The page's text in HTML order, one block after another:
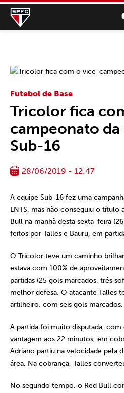
Futebol de Base
Tricolor fica
campeonato da
Sub-16
28/06/2019 - 12:47
A equipe Sub-16 fez uma
LNTS, mas não conseguiu o título
Bull na manhã desta sexta-feira
feitos por Talles e Bauru, em
O Tricolor teve um caminho
estava com 100% de
partidas (25 gols marcados, três
melhor defesa. O atacante Talles
artilheiro, com seis gols marcados.
A partida foi muito disputada, com
vantagem aos 22 minutos, em
Adriano partiu na velocidade pela
área. Na cobrança, Talles
No segundo tempo, o Red Bull